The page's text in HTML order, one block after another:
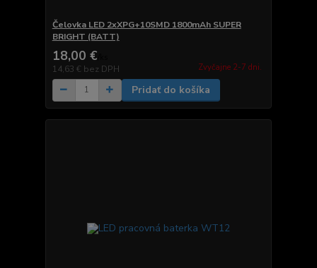
Čelovka LED 2xXPG+10SMD 1800mAh SUPER
BRIGHT (BATT)
18,00 €
14,63 € bez DPH Zvyčajne 2-7 dni.
Pridať do košíka